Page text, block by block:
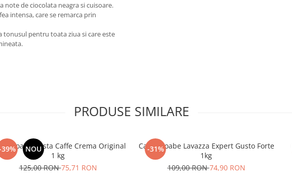
note de ciocolata neagra si cuisoare.
intensa, care se remarca prin
tonusul pentru toata ziua si care este
PRODUSE SIMILARE
NOU
boabe Costa Caffe Crema Original
1 kg
125,00 RON75,71 RON
-31%
Cafea boabe Lavazza Expert Gusto Forte
1kg
109,00 RON74,90 RON